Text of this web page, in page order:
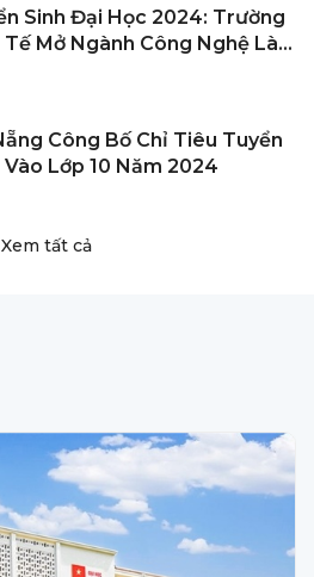
Sinh Đại Học 2024: Trường
Tế Mở Ngành Công Nghệ Là
Công Bố Chỉ Tiêu Tuyển
Vào Lớp 10 Năm 2024
Xem tất cả